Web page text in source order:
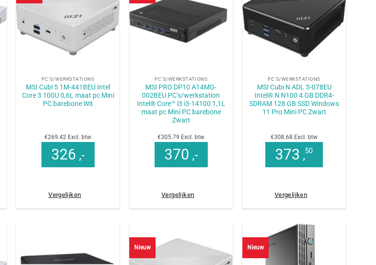
PC'S/WERKSTATIONS
MSI Cubi 5 1M-441BEU Intel
Core 3 100U 0,6L maat pc Mini
PC barebone Wit
€269.42 Excl. btw
326 ,-
Vergelijken
PC'S/WERKSTATIONS
MSI PRO DP10 A14MG-
002BEU PC’s/werkstation
Intel® Core™ i3 i3-14100 1,1L
maat pc Mini PC barebone
Zwart
€305.79 Excl. btw
370 ,-
Vergelijken
PC'S/WERKSTATIONS
MSI Cubi N ADL S-078EU
Intel® N N100 4 GB DDR4-
SDRAM 128 GB SSD Windows
11 Pro Mini PC Zwart
€308.68 Excl. btw
373 ,50
Vergelijken
Nieuw Nieuw